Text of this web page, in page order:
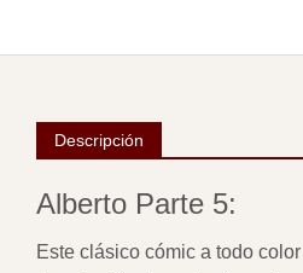
Descripción
Alberto Parte 5:
Este clásico cómic a todo